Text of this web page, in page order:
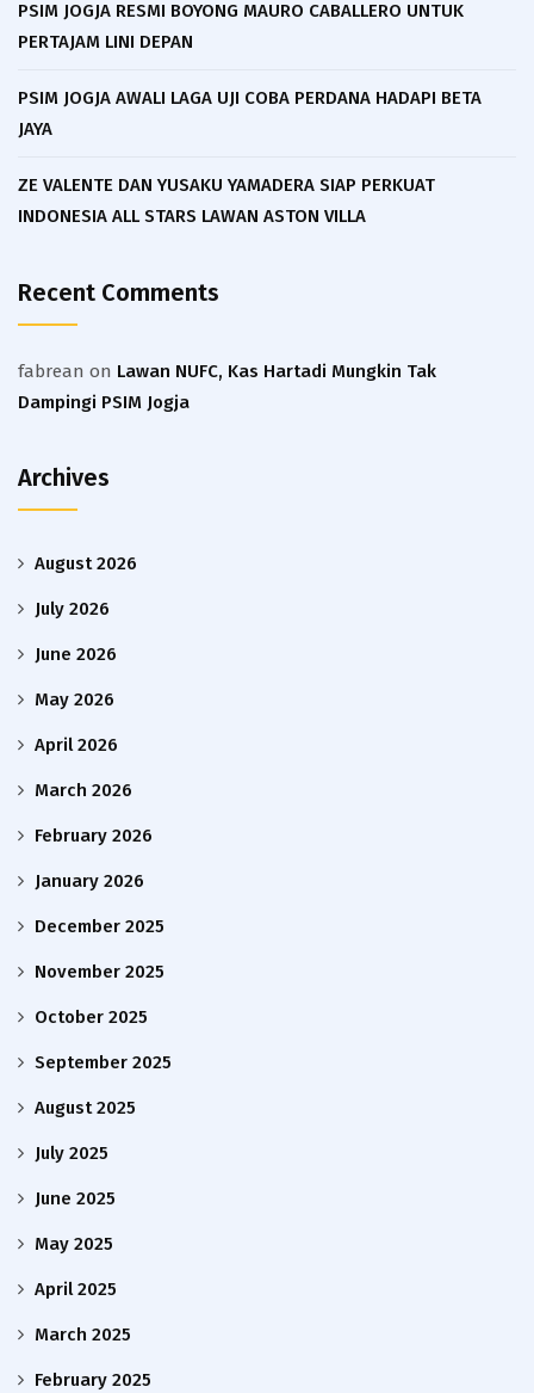
PSIM JOGJA RESMI BOYONG MAURO CABALLERO UNTUK
PERTAJAM LINI DEPAN
PSIM JOGJA AWALI LAGA UJI COBA PERDANA HADAPI BETA
JAYA
ZE VALENTE DAN YUSAKU YAMADERA SIAP PERKUAT
INDONESIA ALL STARS LAWAN ASTON VILLA
Recent Comments
fabrean on Lawan NUFC, Kas Hartadi Mungkin Tak
Dampingi PSIM Jogja
Archives
August 2026
July 2026
June 2026
May 2026
April 2026
March 2026
February 2026
January 2026
December 2025
November 2025
October 2025
September 2025
August 2025
July 2025
June 2025
May 2025
April 2025
March 2025
February 2025